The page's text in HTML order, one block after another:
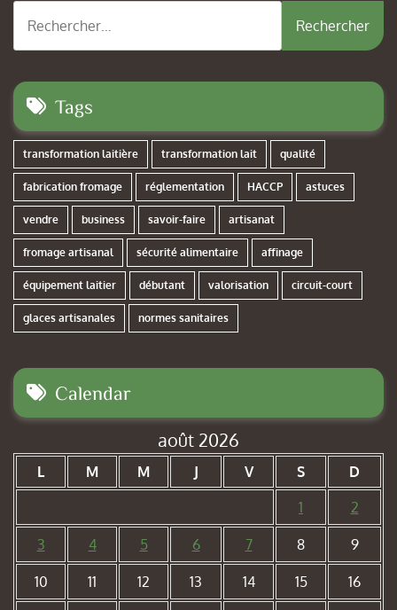
Tags
transformation laitière transformation lait qualité
fabrication fromage réglementation HACCP astuces
vendre business savoir-faire artisanat
fromage artisanal sécurité alimentaire affinage
équipement laitier débutant valorisation circuit-court
glaces artisanales normes sanitaires
Calendar
août 2026
L M M J V S
D
1
2
3 4 5 6 7 8 9
10 11 12 13 14 15 16